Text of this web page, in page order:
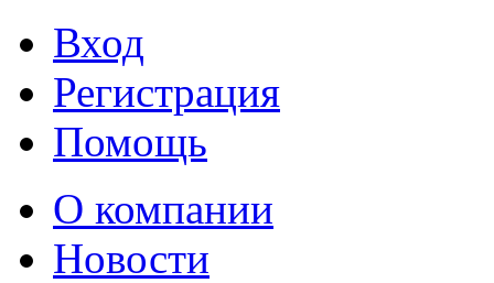
Вход
Регистрация
Помощь
О компании
Новости